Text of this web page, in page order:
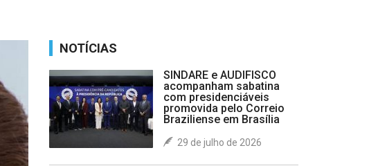
NOTÍCIAS
SINDARE e AUDIFISCO
acompanham sabatina
com presidenciáveis
promovida pelo Correio
Braziliense em Brasília
29 de julho de 2026